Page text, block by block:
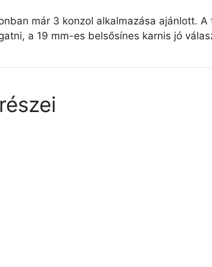
már 3 konzol alkalmazása ajánlott. A
a 19 mm-es belsősínes karnis jó